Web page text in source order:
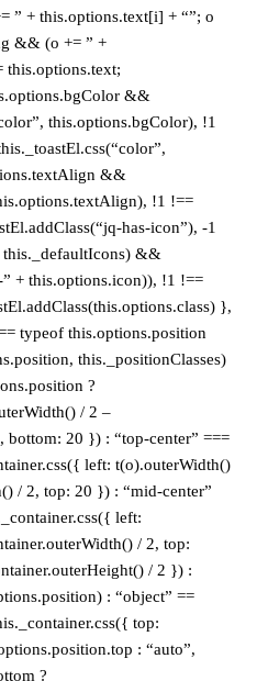
” + this.options.text[i] + “”; o
&& (o += ” +
this.options.text;
&&
this.options.bgColor), !1
&&
!1 !==
has-icon”), -1
&&
+ this.options.icon)), !1 !==
},
typeof this.options.position
this._positionClasses)
?
/ 2 –
bottom: 20 }) : “top-center” ===
left: t(o).outerWidth()
/ 2, top: 20 }) : “mid-center”
left:
/ 2, top:
/ 2 }) :
: “object” ==
top:
: “auto”,
?